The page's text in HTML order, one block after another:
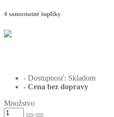
4 samostatné šuplíky
- Dostupnosť: Skladom
- Cena bez dopravy
Množstvo